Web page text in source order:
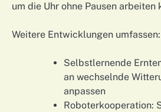
um die Uhr ohne Pausen arbeiten
Weitere Entwicklungen umfassen:
Selbstlernende
an wechselnde
anpassen
Roboterkooperation: